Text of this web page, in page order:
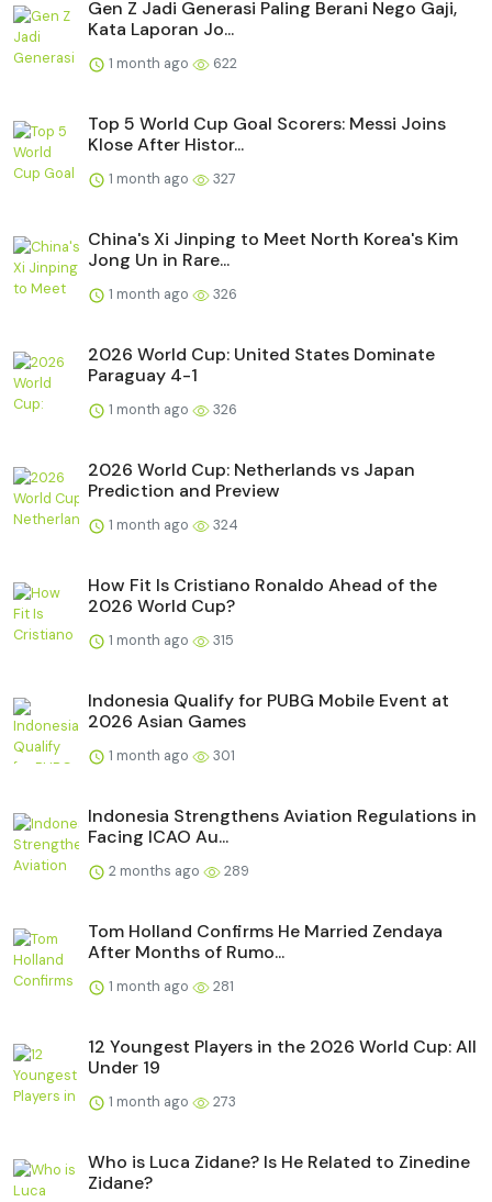
Gen Z Jadi Generasi Paling Berani Nego Gaji,
Kata Laporan Jo...
1 month ago 622
Top 5 World Cup Goal Scorers: Messi Joins
Klose After Histor...
1 month ago 327
China's Xi Jinping to Meet North Korea's Kim
Jong Un in Rare...
1 month ago 326
2026 World Cup: United States Dominate
Paraguay 4-1
1 month ago 326
2026 World Cup: Netherlands vs Japan
Prediction and Preview
1 month ago 324
How Fit Is Cristiano Ronaldo Ahead of the
2026 World Cup?
1 month ago 315
Indonesia Qualify for PUBG Mobile Event at
2026 Asian Games
1 month ago 301
Indonesia Strengthens Aviation Regulations in
Facing ICAO Au...
2 months ago 289
Tom Holland Confirms He Married Zendaya
After Months of Rumo...
1 month ago 281
12 Youngest Players in the 2026 World Cup: All
Under 19
1 month ago 273
Who is Luca Zidane? Is He Related to Zinedine
Zidane?